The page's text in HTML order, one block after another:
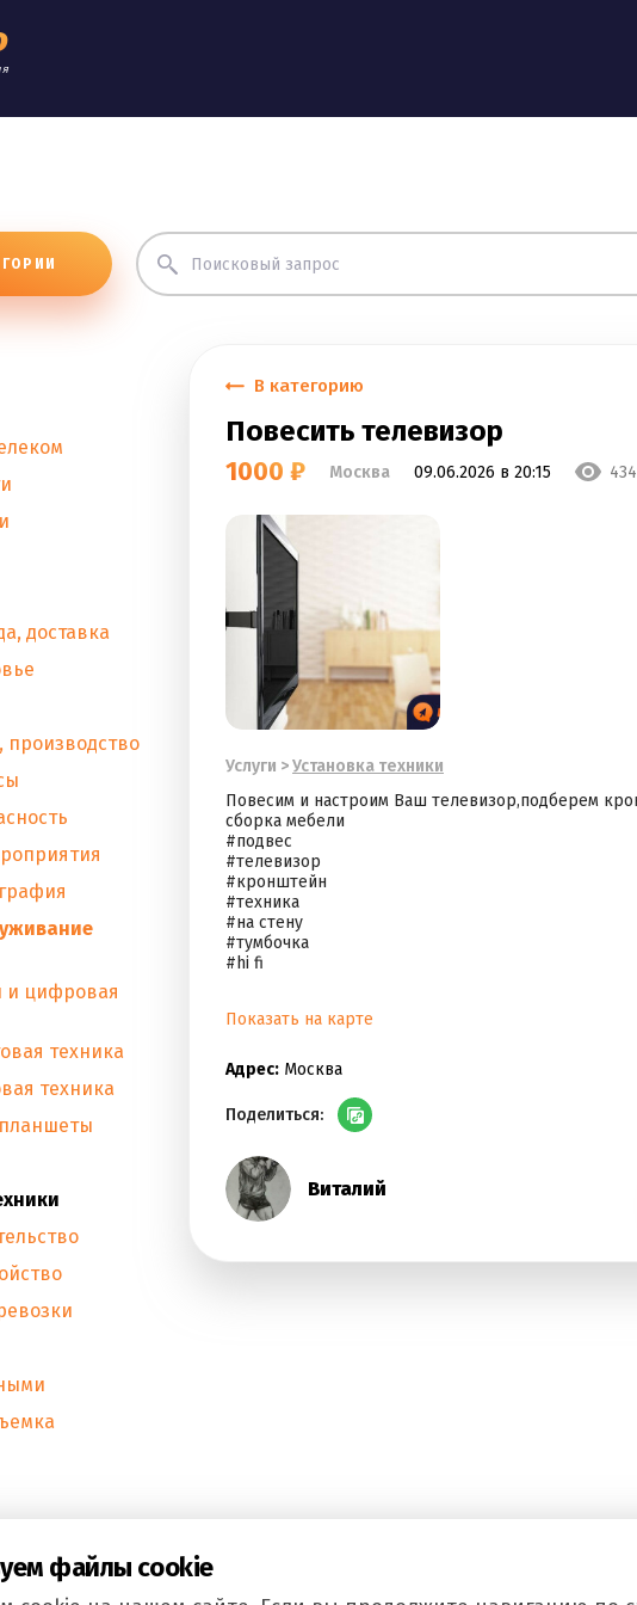
доставка
производство
и цифровая
техника
техника
В категорию
Повесить телевизор
1000 ₽ Москва 09.06.2026 в 20:15
Услуги >Установка техники
Повесим и настроим Ваш телевизор,подберем
сборка мебели
#подвес
#телевизор
#кронштейн
#техника
#на стену
#тумбочка
#hi fi
Показать на карте
Адрес: Москва
Поделиться:
Виталий
файлы cookie